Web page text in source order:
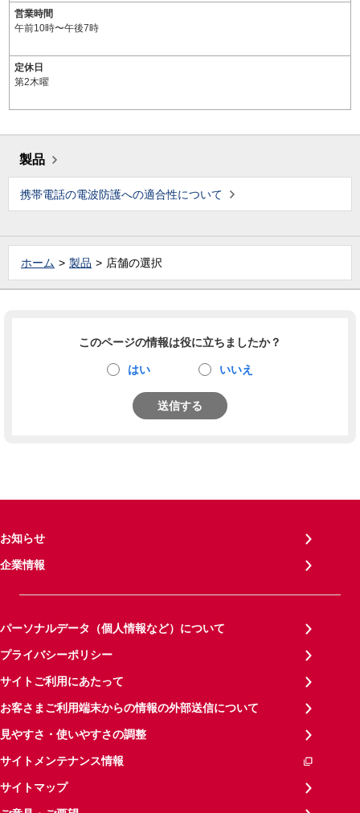
営業時間
午前10時〜午後7時
定休日
第2木曜
製品
携帯電話の電波防護への適合性について
ホーム 製品 店舗の選択
このページの情報は役に立ちましたか？
はい いいえ
送信する
お知らせ
企業情報
パーソナルデータ（個人情報など）について
プライバシーポリシー
サイトご利用にあたって
お客さまご利用端末からの情報の外部送信について
見やすさ・使いやすさの調整
サイトメンテナンス情報
サイトマップ